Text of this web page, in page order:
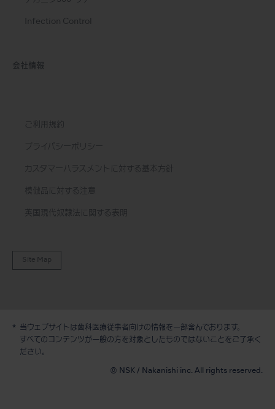
デモ / 見積依頼
Infection Control
会社情報
ご利用規約
プライバシーポリシー
カスタマーハラスメントに対する基本方針
模倣品に対する注意
英国現代奴隷法に関する表明
Site Map
当ウェブサイトは歯科医療従事者向けの情報を一部含んでおります。
すべてのコンテンツが一般の方を対象としたものではないことをご了承く
ださい。
© NSK / Nakanishi inc. All rights reserved.